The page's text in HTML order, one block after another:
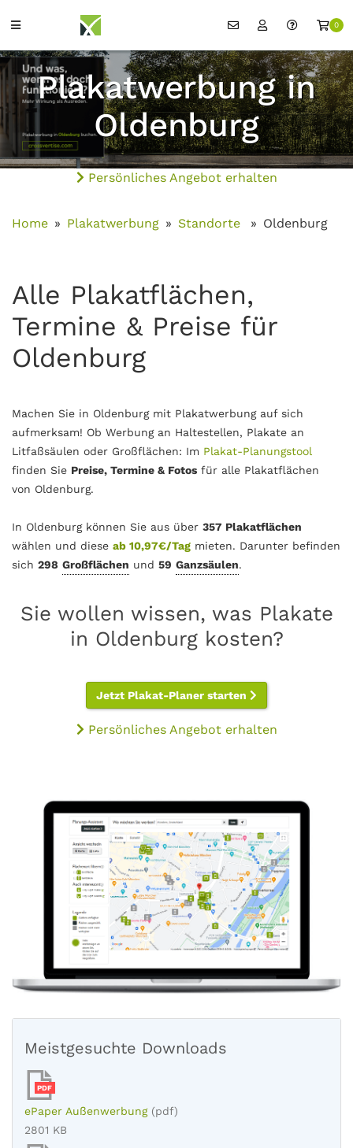
0
Plakatwerbung in
Oldenburg
Persönliches Angebot erhalten
Home Plakatwerbung Standorte Oldenburg
Alle Plakatflächen,
Termine & Preise für
Oldenburg
Machen Sie in Oldenburg mit Plakatwerbung auf sich
aufmerksam! Ob Werbung an Haltestellen, Plakate an
Litfaßsäulen oder Großflächen: Im Plakat-Planungstool
finden Sie Preise, Termine & Fotos für alle Plakatflächen
von Oldenburg.
In Oldenburg können Sie aus über 357 Plakatflächen
wählen und diese ab 10,97€/Tag mieten. Darunter befinden
sich 298 Großflächen und 59 Ganzsäulen.
Sie wollen wissen, was Plakate
in Oldenburg kosten?
Jetzt Plakat-Planer starten
Persönliches Angebot erhalten
Meistgesuchte Downloads
PDF
ePaper Außenwerbung (pdf)
2801 KB